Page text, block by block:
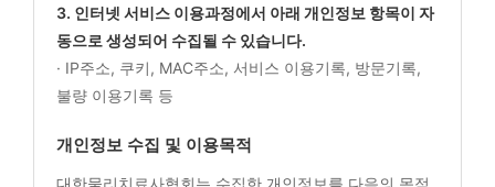
3. 인터넷 서비스 이용과정에서 아래 개인정보 항목이 자
동으로 생성되어 수집될 수 있습니다.
· IP주소, 쿠키, MAC주소, 서비스 이용기록, 방문기록,
불량 이용기록 등
개인정보 수집 및 이용목적
대한물리치료사협회는 수집한 개인정보를 다음의 목적